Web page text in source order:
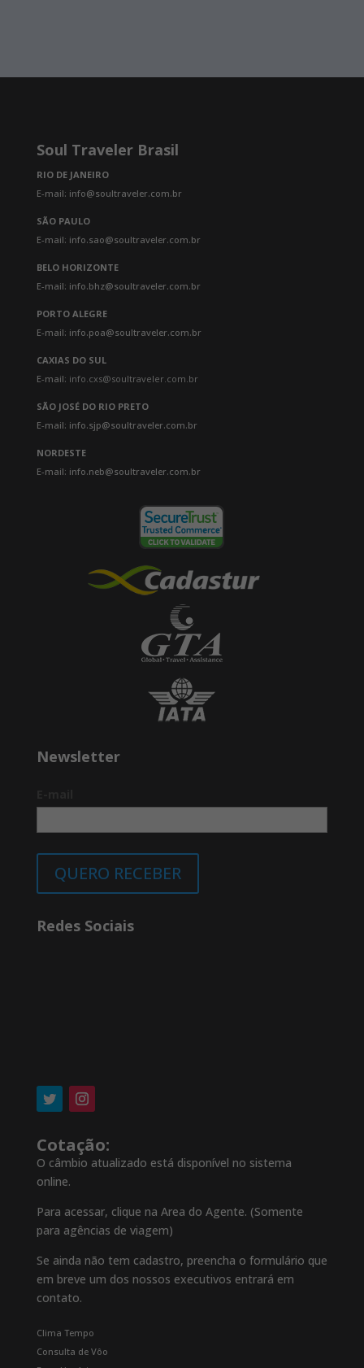
Soul Traveler Brasil
RIO DE JANEIRO
E-mail: info@soultraveler.com.br
SÃO PAULO
E-mail: info.sao@soultraveler.com.br
BELO HORIZONTE
E-mail: info.bhz@soultraveler.com.br
PORTO ALEGRE
E-mail: info.poa@soultraveler.com.br
CAXIAS DO SUL
E-mail: info.cxs@soultraveler.com.br
SÃO JOSÉ DO RIO PRETO
E-mail: info.sjp@soultraveler.com.br
NORDESTE
E-mail: info.neb@soultraveler.com.br
Newsletter
QUERO RECEBER
Redes Sociais
Cotação:
O câmbio atualizado está disponível no sistema
online.
Para acessar, clique na Area do Agente. (Somente
para agências de viagem)
Se ainda não tem cadastro, preencha o formulário que
em breve um dos nossos executivos entrará em
contato.
Clima Tempo
Consulta de Vôo